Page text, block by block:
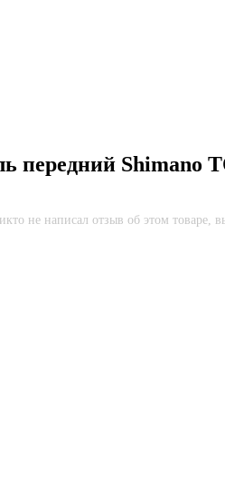
передний Shimano
не написал отзыв об этом товаре,